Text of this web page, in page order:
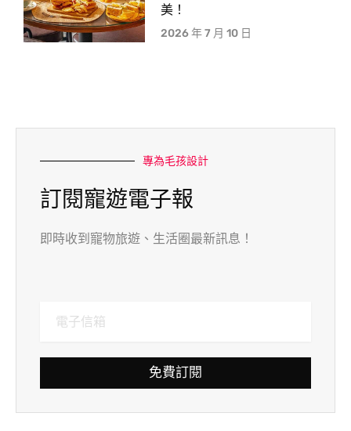
美！
2026 年 7 月 10 日
專為毛孩設計
訂閱寵遊電子報
即時收到寵物旅遊、生活圈最新訊息！
免費訂閱